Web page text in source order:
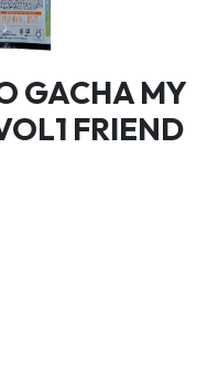
GACHA MY
FRIEND